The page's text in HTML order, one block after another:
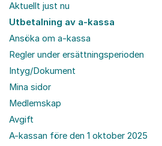
Aktuellt just nu
Utbetalning av a-kassa
Ansöka om a-kassa
Regler under ersättningsperioden
Intyg/Dokument
Mina sidor
Medlemskap
Avgift
A-kassan före den 1 oktober 2025